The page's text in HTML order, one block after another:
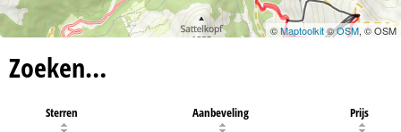
©Maptoolkit©OSM, © OSM
Zoeken…
Sterren Aanbeveling Prijs